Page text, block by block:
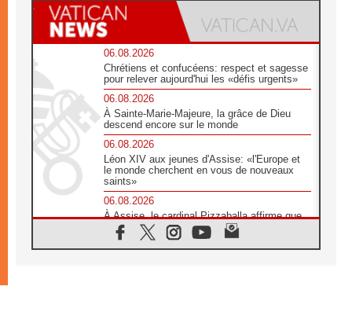
06.08.2026
Chrétiens et confucéens: respect et sagesse
pour relever aujourd'hui les «défis urgents»
06.08.2026
À Sainte-Marie-Majeure, la grâce de Dieu
descend encore sur le monde
06.08.2026
Léon XIV aux jeunes d'Assise: «l'Europe et
le monde cherchent en vous de nouveaux
saints»
06.08.2026
À Assise, le cardinal Pizzaballa affirme que
«les chrétiens veulent la paix»
06.08.2026